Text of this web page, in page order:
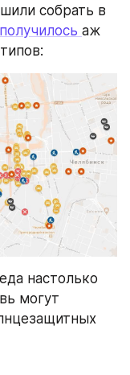
собрать в
получилось аж
настолько
могут